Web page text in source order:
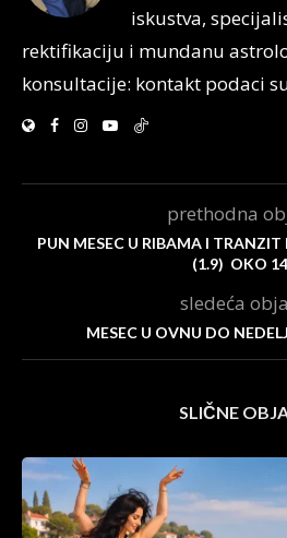
iskustva,
rektifikaciju i mundanu
konsultacije: kontakt podaci
prethodna
PUN MESEC U RIBAMA I
(1.9) OKO
sledeća
MESEC U OVNU DO
SLIČNE